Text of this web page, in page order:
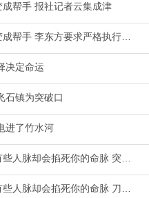
帮手 报社记者云集成津
决定命运
石镇为突破口
进了竹水河